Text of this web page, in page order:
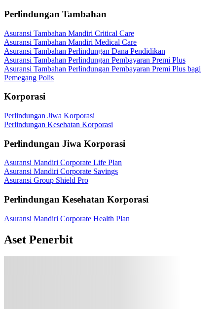
Perlindungan Tambahan
Asuransi Tambahan Mandiri Critical Care
Asuransi Tambahan Mandiri Medical Care
Asuransi Tambahan Perlindungan Dana Pendidikan
Asuransi Tambahan Perlindungan Pembayaran Premi Plus
Asuransi Tambahan Perlindungan Pembayaran Premi Plus bagi
Pemegang Polis
Korporasi
Perlindungan Jiwa Korporasi
Perlindungan Kesehatan Korporasi
Perlindungan Jiwa Korporasi
Asuransi Mandiri Corporate Life Plan
Asuransi Mandiri Corporate Savings
Asuransi Group Shield Pro
Perlindungan Kesehatan Korporasi
Asuransi Mandiri Corporate Health Plan
Aset Penerbit